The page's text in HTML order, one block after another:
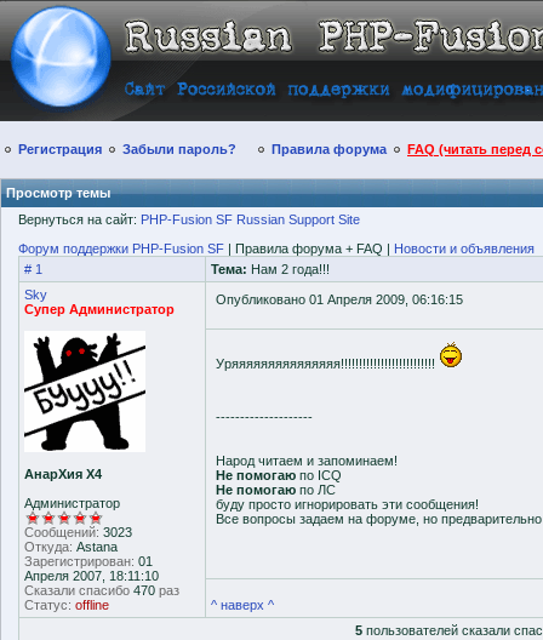
Регистрация Забыли пароль? Правила форума FAQ (читать перед
Просмотр темы
Вернуться на сайт: PHP-Fusion SF Russian Support Site
Форум поддержки PHP-Fusion SF | Правила форума + FAQ | Новости и объявления
# 1
Тема: Нам 2 года!!!
Sky
Супер Администратор
АнарХия Х4
Администратор
Сообщений: 3023
Откуда: Astana
Зарегистрирован: 01
Апреля 2007, 18:11:10
Сказали спасибо 470 раз
Статус: offline
Опубликовано 01 Апреля 2009, 06:16:15
Уряяяяяяяяяяяяяяя!!!!!!!!!!!!!!!!!!!!!!!!!!
--------------------
Народ читаем и запоминаем!
Не помогаю по ICQ
Не помогаю по ЛС
буду просто игнорировать эти сообщения!
Все вопросы задаем на форуме, но
^ наверх ^
5пользователей сказали